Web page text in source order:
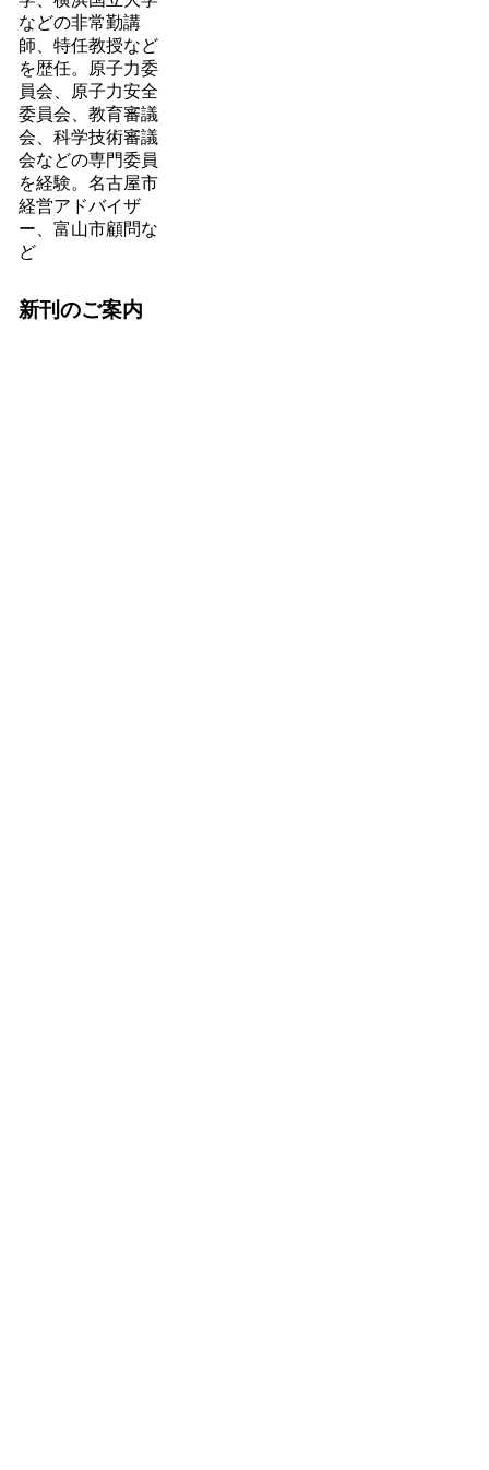
などの非常勤講
師、特任教授など
を歴任。原子力委
員会、原子力安全
委員会、教育審議
会、科学技術審議
会などの専門委員
を経験。名古屋市
経営アドバイザ
ー、富山市顧問な
ど
新刊のご案内